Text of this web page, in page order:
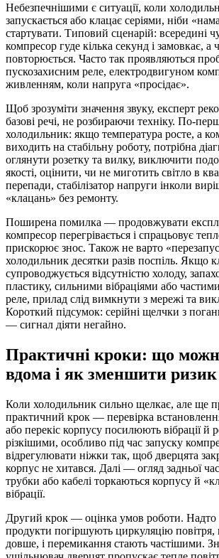
Небезпечнішими є ситуації, коли
запускається або клацає серіями, ніби
стартувати. Типовий сценарій: всередині
компресор гуде кілька секунд і замовкає,
повторюється. Часто так проявляються
пускозахисним реле, електродвигуном
живленням, коли напруга «просідає».
Щоб зрозуміти значення звуку, експерт
базові речі, не розбираючи техніку. По-
холодильник: якщо температура росте, а
виходить на стабільну роботу, потрібна
оглянути розетку та вилку, виключити
якості, оцінити, чи не миготить світло в
перепади, стабілізатор напруги інколи
«клацань» без ремонту.
Поширена помилка — продовжувати
компресор перегрівається і спрацьовує
прискорює знос. Також не варто
холодильник десятки разів поспіль. Якщо
супроводжується відсутністю холоду,
пластику, сильними вібраціями або
реле, прилад слід вимкнути з мережі та
Короткий підсумок: серійні щелчки з
— сигнал діяти негайно.
Практичні кроки: що
вдома і як зменшити
Коли холодильник сильно щелкає, але ще
практичний крок — перевірка
або перекіс корпусу посилюють вібрації й
різкішими, особливо під час запуску
відрегулювати ніжки так, щоб дверцята
корпус не хитався. Далі — огляд задньої
трубки або кабелі торкаються корпусу й
вібрації.
Другий крок — оцінка умов роботи. Надто
продукти погіршують циркуляцію
довше, і перемикання стають частішими.